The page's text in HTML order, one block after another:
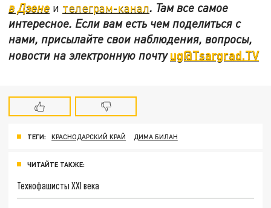
в Дзене и телеграм-канал. Там все самое
интересное. Если вам есть чем поделиться с
нами, присылайте свои наблюдения, вопросы,
новости на электронную почтуug@Tsargrad.TV
ТЕГИ: КРАСНОДАРСКИЙ КРАЙ ДИМА БИЛАН
ЧИТАЙТЕ ТАКЖЕ:
Технофашисты XXI века